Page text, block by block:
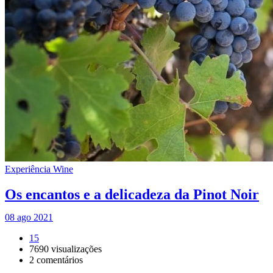
Experiência Wine
Os encantos e a delicadeza da Pinot Noir
08 ago 2021
15
7690 visualizações
2 comentários